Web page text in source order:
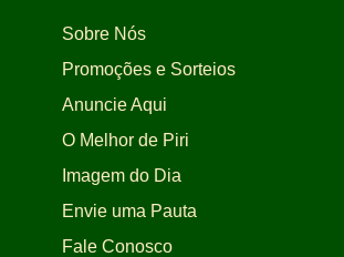
Sobre Nós
Promoções e Sorteios
Anuncie Aqui
O Melhor de Piri
Imagem do Dia
Envie uma Pauta
Fale Conosco